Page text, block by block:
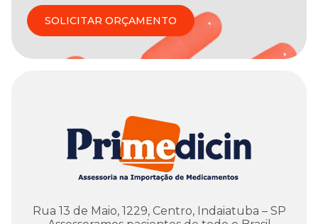
SOLICITAR ORÇAMENTO
Rua 13 de Maio, 1229, Centro, Indaiatuba – SP